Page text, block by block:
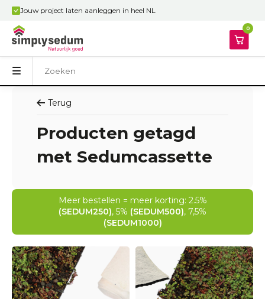
Jouw project laten aanleggen in heel NL
0
Terug
Producten getagd
met Sedumcassette
Meer bestellen = meer korting: 2.5%
(SEDUM250), 5% (SEDUM500), 7,5%
(SEDUM1000)